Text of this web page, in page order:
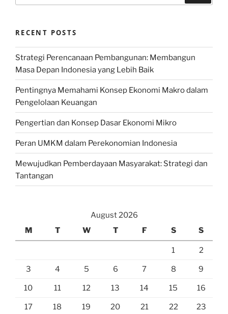
RECENT POSTS
Strategi Perencanaan Pembangunan: Membangun
Masa Depan Indonesia yang Lebih Baik
Pentingnya Memahami Konsep Ekonomi Makro dalam
Pengelolaan Keuangan
Pengertian dan Konsep Dasar Ekonomi Mikro
Peran UMKM dalam Perekonomian Indonesia
Mewujudkan Pemberdayaan Masyarakat: Strategi dan
Tantangan
August 2026
M
T W T F S S
1 2
3 4 5 6 7 8 9
10 11 12 13 14 15 16
17 18 19 20 21 22 23